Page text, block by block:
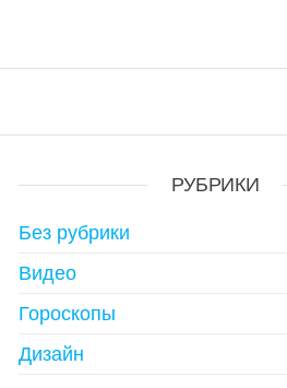
РУБРИКИ
Без рубрики
Видео
Гороскопы
Дизайн